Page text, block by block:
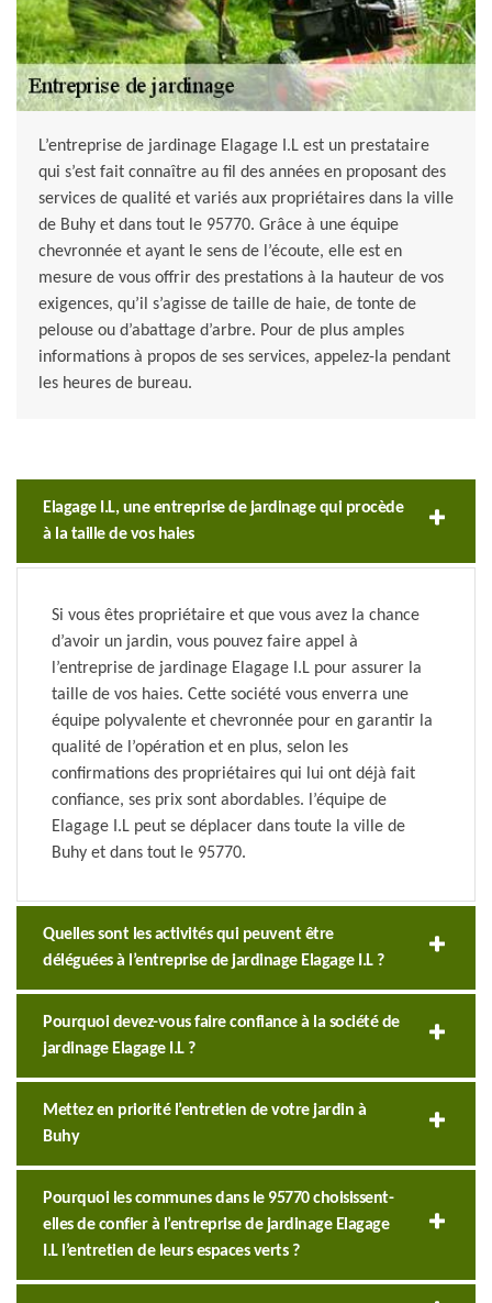
L’entreprise de jardinage Elagage I.L est un prestataire
qui s’est fait connaître au fil des années en proposant des
services de qualité et variés aux propriétaires dans la ville
de Buhy et dans tout le 95770. Grâce à une équipe
chevronnée et ayant le sens de l’écoute, elle est en
mesure de vous offrir des prestations à la hauteur de vos
exigences, qu’il s’agisse de taille de haie, de tonte de
pelouse ou d’abattage d’arbre. Pour de plus amples
informations à propos de ses services, appelez-la pendant
les heures de bureau.
Elagage I.L, une entreprise de jardinage qui procède
à la taille de vos haies
Si vous êtes propriétaire et que vous avez la chance
d’avoir un jardin, vous pouvez faire appel à
l’entreprise de jardinage Elagage I.L pour assurer la
taille de vos haies. Cette société vous enverra une
équipe polyvalente et chevronnée pour en garantir la
qualité de l’opération et en plus, selon les
confirmations des propriétaires qui lui ont déjà fait
confiance, ses prix sont abordables. l’équipe de
Elagage I.L peut se déplacer dans toute la ville de
Buhy et dans tout le 95770.
Quelles sont les activités qui peuvent être
déléguées à l’entreprise de jardinage Elagage I.L ?
Pourquoi devez-vous faire confiance à la société de
jardinage Elagage I.L ?
Mettez en priorité l’entretien de votre jardin à
Buhy
Pourquoi les communes dans le 95770 choisissent-
elles de confier à l’entreprise de jardinage Elagage
I.L l’entretien de leurs espaces verts ?